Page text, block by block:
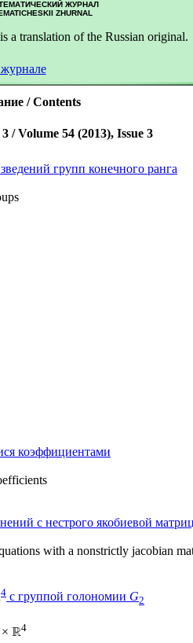
ЖУРНАЛ
ZHURNAL
is a translation of the Russian original.
/ Contents
/ Volume 54 (2013), Issue 3
групп конечного ранга
коэффициентами
с нестрого якобиевой
with a nonstrictly jacobian
4 с группой голономии G2
× 4